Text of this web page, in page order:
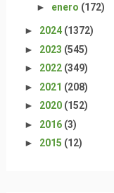
► enero (172)
► 2024 (1372)
► 2023 (545)
► 2022 (349)
► 2021 (208)
► 2020 (152)
► 2016 (3)
► 2015 (12)